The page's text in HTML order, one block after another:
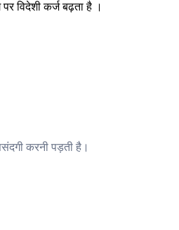
विदेशी कर्ज बढ़ता है ।
करनी पड़ती है।